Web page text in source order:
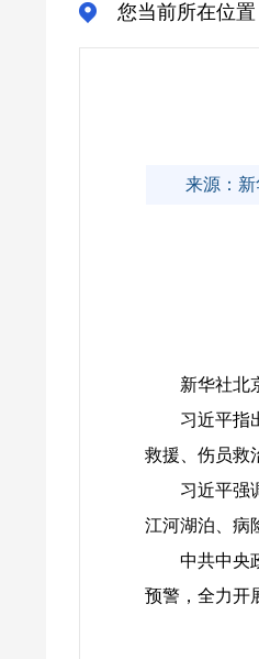
您当前所在位置
来源：新
新华社北
习近平指
救援、伤员救
习近平强
江河湖泊、病
中共中央
预警，全力开